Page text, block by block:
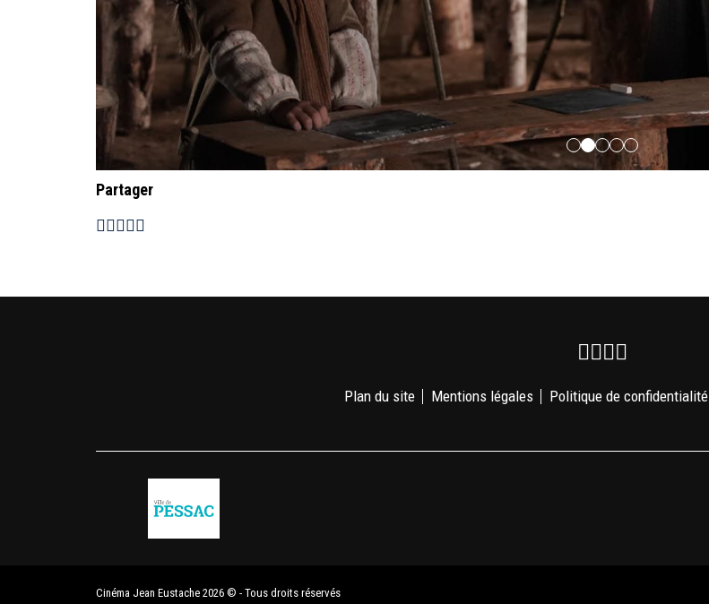
Partager
Facebook
Instagram
Youtube
Plan du site Mentions légales Politique de confidentialité
Cinéma Jean Eustache 2026 © - Tous droits réservés